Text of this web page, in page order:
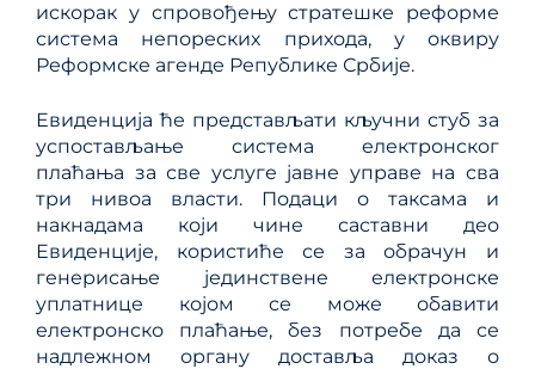
искорак у спровођењу стратешке реформе
система непореских прихода, у оквиру
Реформске агенде Републике Србије.
Евиденција ће представљати кључни стуб за
успостављање система електронског
плаћања за све услуге јавне управе на сва
три нивоа власти. Подаци о таксама и
накнадама који чине саставни део
Евиденције, користиће се за обрачун и
генерисање јединствене електронске
уплатнице којом се може обавити
електронско плаћање, без потребе да се
надлежном органу доставља доказ о